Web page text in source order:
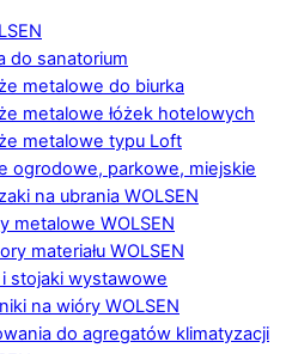
do sanatorium
metalowe do biurka
metalowe łóżek hotelowych
metalowe typu Loft
ogrodowe, parkowe, miejskie
na ubrania WOLSEN
metalowe WOLSEN
materiału WOLSEN
i stojaki wystawowe
na wióry WOLSEN
do agregatów klimatyzacji